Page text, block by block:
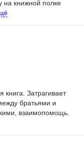
на книжной полке
Затрагивает
братьями и
взаимопомощь.